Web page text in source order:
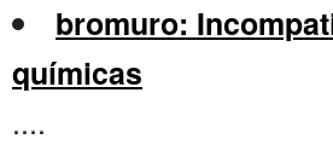
bromuro:
químicas
....